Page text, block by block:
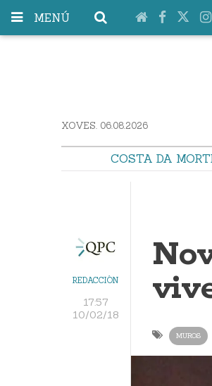
MENÚ
XOVES. 06.08.2026
COSTA DA
REDACCIÓN
17:57
10/02/18
MUROS